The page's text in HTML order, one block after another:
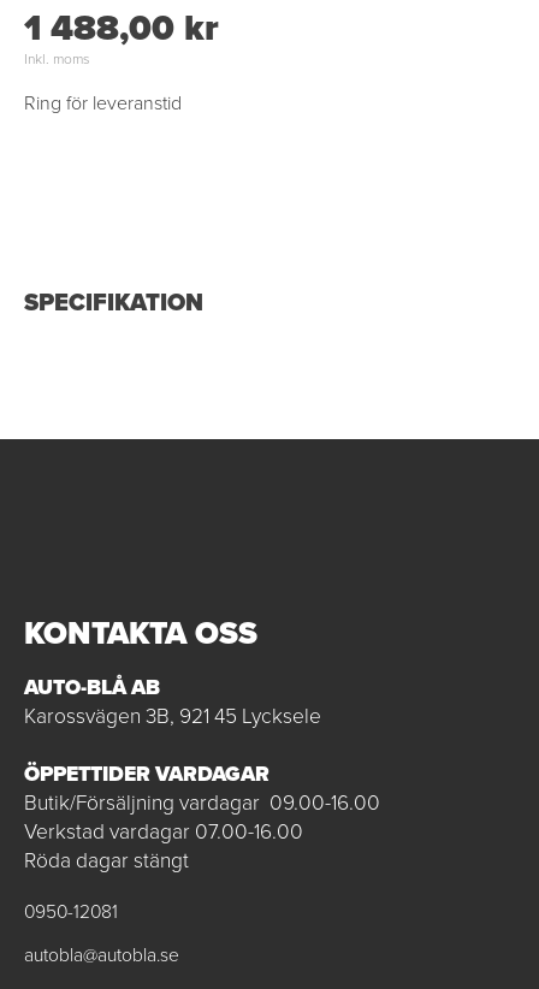
1 488,00 kr
Inkl. moms
Ring för leveranstid
SPECIFIKATION
KONTAKTA OSS
AUTO-BLÅ AB
Karossvägen 3B, 921 45 Lycksele
ÖPPETTIDER VARDAGAR
Butik/Försäljning vardagar 09.00-16.00
Verkstad vardagar 07.00-16.00
Röda dagar stängt
0950-12081
autobla@autobla.se